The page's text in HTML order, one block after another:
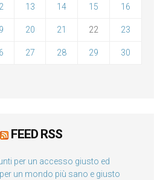
13 14 15 16
20 21 22 23
27 28 29 30
FEED RSS
per un accesso giusto ed
un mondo più sano e giusto